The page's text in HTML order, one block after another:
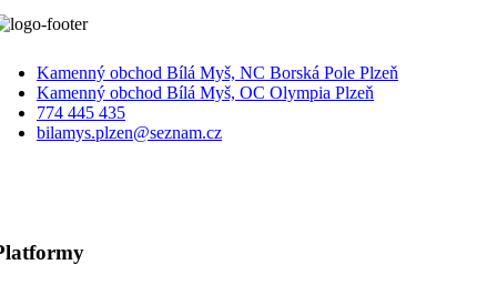
Kamenný obchod Bílá Myš, NC Borská Pole Plzeň
Kamenný obchod Bílá Myš, OC Olympia Plzeň
774 445 435
bilamys.plzen@seznam.cz